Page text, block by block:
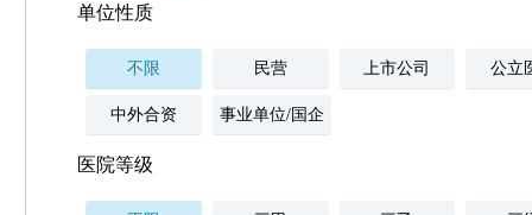
单位性质
不限 民营 上市公司 公立
中外合资 事业单位/国企
医院等级